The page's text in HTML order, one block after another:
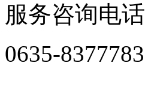
服务咨询电话
0635-8377783